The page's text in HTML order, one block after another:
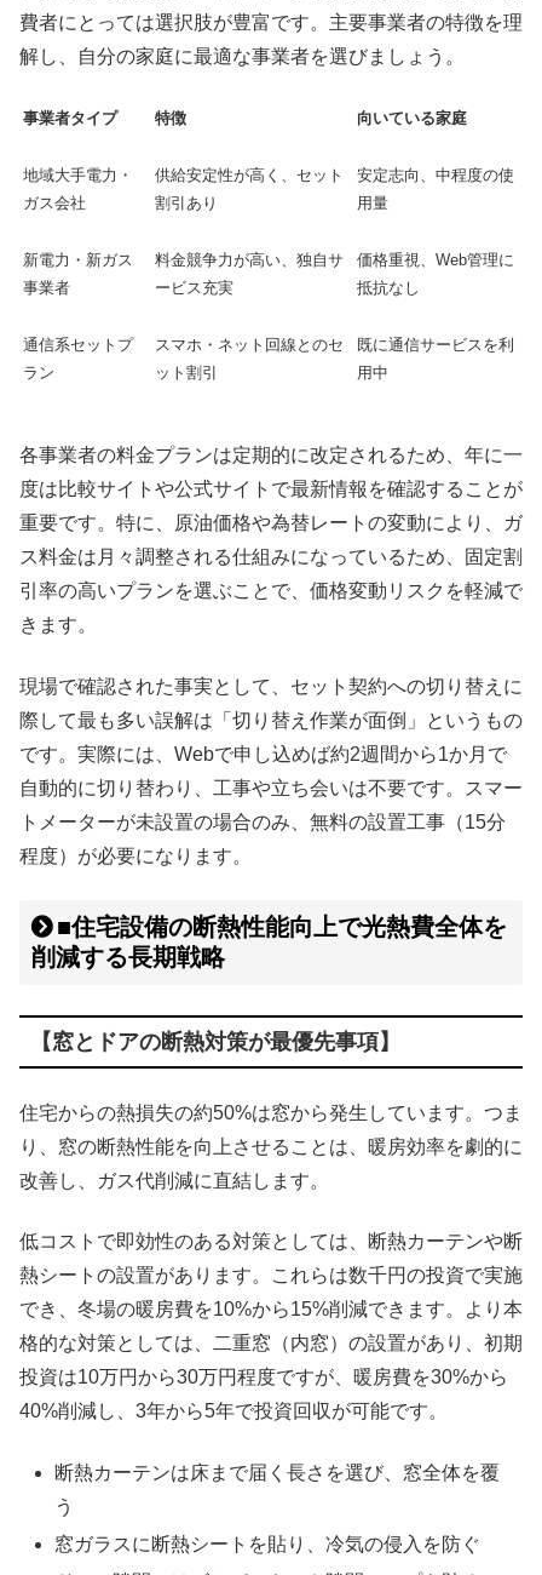
費者にとっては選択肢が豊富です。主要事業者の特徴を理
解し、自分の家庭に最適な事業者を選びましょう。
事業者タイプ 特徴 向いている家庭
地域大手電力・
ガス会社
供給安定性が高く、セット
割引あり
安定志向、中程度の使
用量
新電力・新ガス
事業者
料金競争力が高い、独自サ
ービス充実
価格重視、Web管理に
抵抗なし
通信系セットプ
ラン
スマホ・ネット回線とのセ
ット割引
既に通信サービスを利
用中
各事業者の料金プランは定期的に改定されるため、年に一
度は比較サイトや公式サイトで最新情報を確認することが
重要です。特に、原油価格や為替レートの変動により、ガ
ス料金は月々調整される仕組みになっているため、固定割
引率の高いプランを選ぶことで、価格変動リスクを軽減で
きます。
現場で確認された事実として、セット契約への切り替えに
際して最も多い誤解は「切り替え作業が面倒」というもの
です。実際には、Webで申し込めば約2週間から1か月で
自動的に切り替わり、工事や立ち会いは不要です。スマー
トメーターが未設置の場合のみ、無料の設置工事（15分
程度）が必要になります。
■住宅設備の断熱性能向上で光熱費全体を
削減する長期戦略
【窓とドアの断熱対策が最優先事項】
住宅からの熱損失の約50%は窓から発生しています。つま
り、窓の断熱性能を向上させることは、暖房効率を劇的に
改善し、ガス代削減に直結します。
低コストで即効性のある対策としては、断熱カーテンや断
熱シートの設置があります。これらは数千円の投資で実施
でき、冬場の暖房費を10%から15%削減できます。より本
格的な対策としては、二重窓（内窓）の設置があり、初期
投資は10万円から30万円程度ですが、暖房費を30%から
40%削減し、3年から5年で投資回収が可能です。
断熱カーテンは床まで届く長さを選び、窓全体を覆
う
窓ガラスに断熱シートを貼り、冷気の侵入を防ぐ